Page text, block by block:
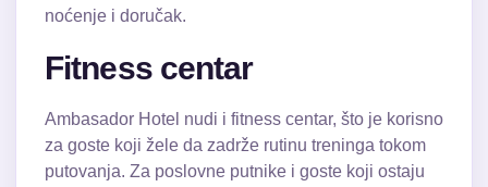
noćenje i doručak.
Fitness centar
Ambasador Hotel nudi i fitness centar, što je korisno
za goste koji žele da zadrže rutinu treninga tokom
putovanja. Za poslovne putnike i goste koji ostaju